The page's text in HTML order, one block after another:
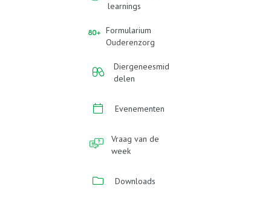
learnings
Formularium
Ouderenzorg
Diergeneesmid
delen
Evenementen
Vraag van de
week
Downloads